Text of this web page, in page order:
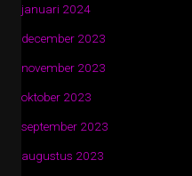
januari 2024
december 2023
november 2023
oktober 2023
september 2023
augustus 2023